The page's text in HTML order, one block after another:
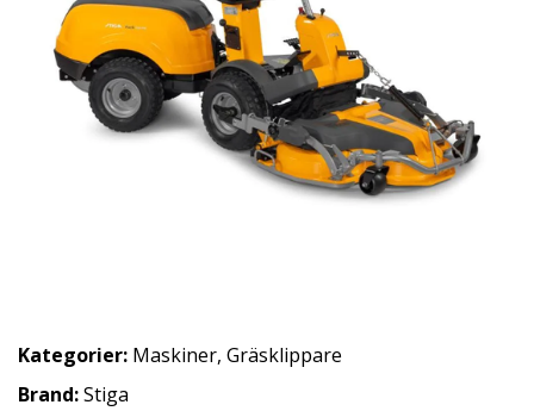
Kategorier: Maskiner, Gräsklippare
Brand:Stiga